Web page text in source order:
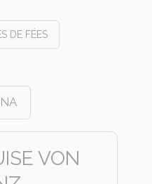
DE FÉES
VON